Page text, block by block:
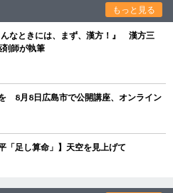
もっと見る
なときには、まず、漢方！』 漢方三
師が執筆
8月8日広島市で公開講座、オンライン
「足し算命」】天空を見上げて